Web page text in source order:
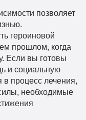
позволяет
героиновой
прошлом, когда
Если вы готовы
и социальную
в процесс лечения,
необходимые